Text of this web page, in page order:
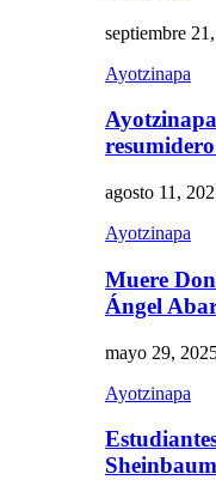
septiembre
Ayotzinapa
agosto 11,
Ayotzinapa
Muere
Ángel
mayo 29,
Ayotzinapa